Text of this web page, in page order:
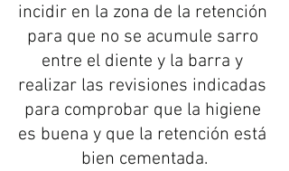
incidir en la zona de la retención
para que no se acumule sarro
entre el diente y la barra y
realizar las revisiones indicadas
para comprobar que la higiene
es buena y que la retención está
bien cementada.